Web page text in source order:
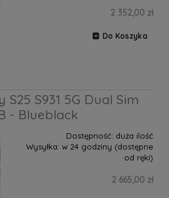
2 352,00 zł
Do Koszyka
S25 S931 5G Dual Sim
- Blueblack
Dostępność: duża ilość
Wysyłka: w 24 godziny (dostępne
od ręki)
2 665,00 zł